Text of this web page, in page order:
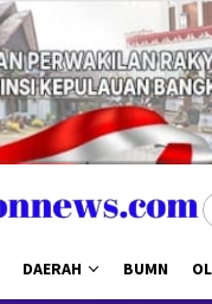
DAERAH BUMN